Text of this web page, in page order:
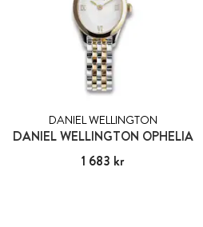
DANIEL WELLINGTON
DANIEL WELLINGTON OPHELIA
Pris :1 683 kr
1 683 kr